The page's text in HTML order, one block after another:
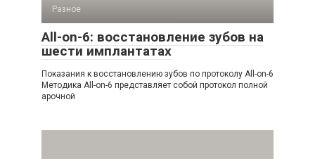
Разное
All-on-6: восстановление зубов на
шести имплантатах
Показания к восстановлению зубов по протоколу All-on-6
Методика All-on-6 представляет собой протокол полной
арочной